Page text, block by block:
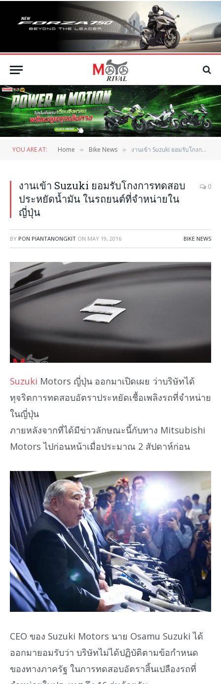
YOU ARE AT: Home » Bike News » งานเข้า Suzuki ยอมรับโกงการทดสอบประหยัดน้ำมัน ในรถยนต์ที่จำหน่ายในญี่ปุ่น
งานเข้า Suzuki ยอมรับโกงการทดสอบ
ประหยัดน้ำมัน ในรถยนต์ที่จำหน่ายใน
ญี่ปุ่น
0
BY PON PIANTANONGKIT ON MAY 19, 2016 BIKE NEWS
Suzuki Motors ญี่ปุ่น ออกมาเปิดเผย ว่าบริษัทได้
ทุจริตการทดสอบอัตราประหยัดเชื้อเพลิงรถที่จำหน่าย
ในญี่ปุ่น
ภายหลังจากที่ได้มีข่าวลักษณะนี้กับทาง Mitsubishi
Motors ไปก่อนหน้าเมื่อประมาณ 2 สัปดาห์ก่อน
CEO ของ Suzuki Motors นาย Osamu Suzuki ได้
ออกมายอมรับว่า บริษัทไม่ได้ปฏิบัติตามข้อกำหนด
ของทางภาครัฐ ในการทดสอบอัตราสิ้นเปลืองรถที่